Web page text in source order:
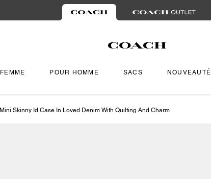
FEMME POUR HOMME SACS NOUVEAUTÉ
Mini Skinny Id Case In Loved Denim With Quilting And Charm